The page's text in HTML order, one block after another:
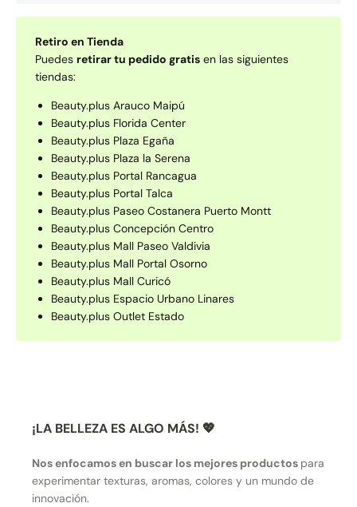
Retiro en Tienda
Puedes retirar tu pedido gratis en las siguientes
tiendas:
Beauty.plus Arauco Maipú
Beauty.plus Florida Center
Beauty.plus Plaza Egaña
Beauty.plus Plaza la Serena
Beauty.plus Portal Rancagua
Beauty.plus Portal Talca
Beauty.plus Paseo Costanera Puerto Montt
Beauty.plus Concepción Centro
Beauty.plus Mall Paseo Valdivia
Beauty.plus Mall Portal Osorno
Beauty.plus Mall Curicó
Beauty.plus Espacio Urbano Linares
Beauty.plus Outlet Estado
¡LA BELLEZA ES ALGO MÁS! 💖
Nos enfocamos en buscar los mejores productos para
experimentar texturas, aromas, colores y un mundo de
innovación.